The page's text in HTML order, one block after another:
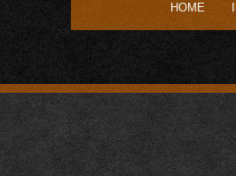
HOME